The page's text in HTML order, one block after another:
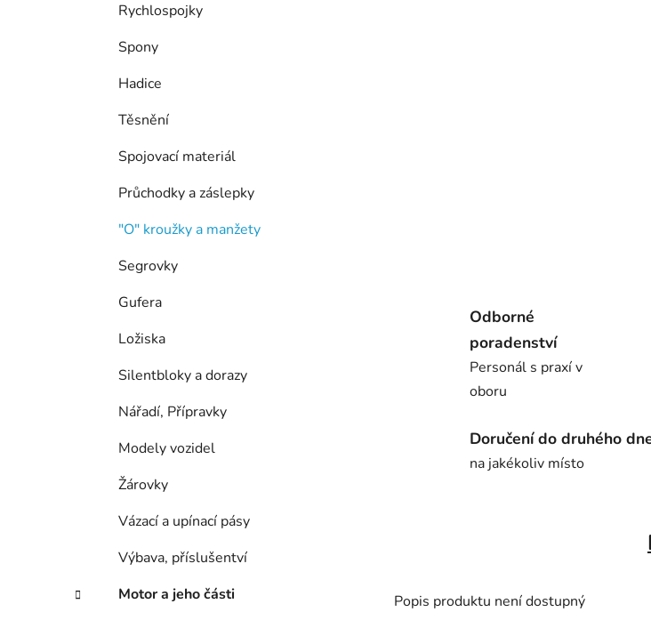
Rychlospojky
Spony
Hadice
Těsnění
Spojovací materiál
Průchodky a záslepky
"O" kroužky a manžety
Segrovky
Gufera
Ložiska
Silentbloky a dorazy
Nářadí, Přípravky
Modely vozidel
Žárovky
Vázací a upínací pásy
Výbava, příslušentví
Motor a jeho části
Odborné
poradenství
Personál s praxí v
oboru
Doručení do druhého
na jakékoliv místo
Popis produktu není dostupný